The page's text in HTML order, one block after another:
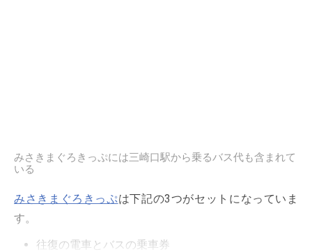
みさきまぐろきっぷには三崎口駅から乗るバス代も含まれて
いる
みさきまぐろきっぷは下記の3つがセットになっていま
す。
往復の電車とバスの乗車券